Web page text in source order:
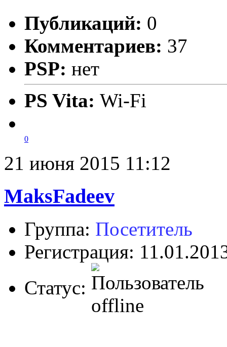
Публикаций: 0
Комментариев: 37
PSP: нет
PS Vita: Wi-Fi
0
21 июня 2015 11:12
MaksFadeev
Группа: Посетитель
Регистрация:
Статус: